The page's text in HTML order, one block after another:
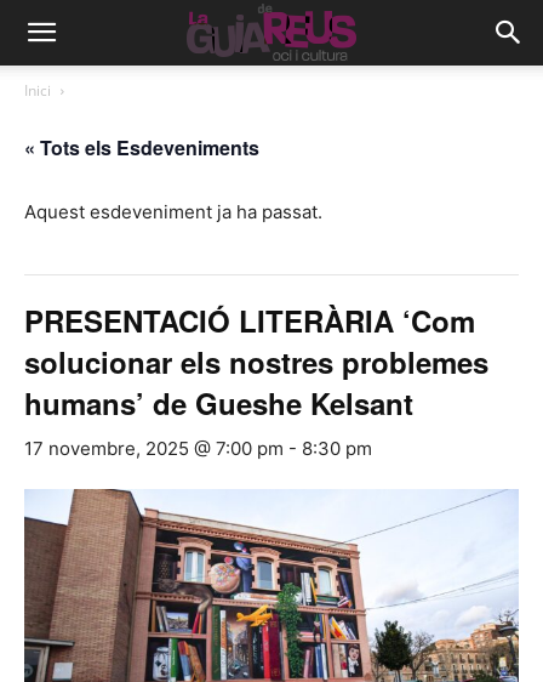
Inici
« Tots els Esdeveniments
Aquest esdeveniment ja ha passat.
PRESENTACIÓ LITERÀRIA ‘Com
solucionar els nostres problemes
humans’ de Gueshe Kelsant
17 novembre, 2025 @ 7:00 pm - 8:30 pm